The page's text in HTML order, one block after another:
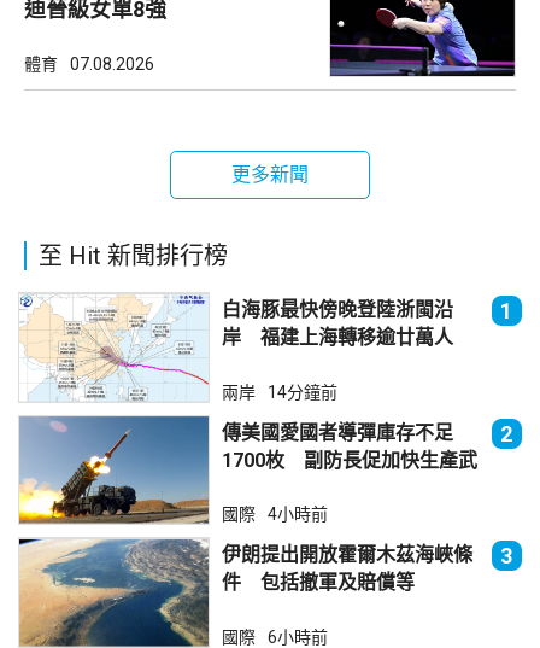
迪晉級女單8強
體育 07.08.2026
更多新聞
至 Hit 新聞排行榜
白海豚最快傍晚登陸浙閩沿
岸 福建上海轉移逾廿萬人
1
兩岸 14分鐘前
傳美國愛國者導彈庫存不足
1700枚 副防長促加快生產武
2
國際 4小時前
伊朗提出開放霍爾木茲海峽條
件 包括撤軍及賠償等
3
國際 6小時前